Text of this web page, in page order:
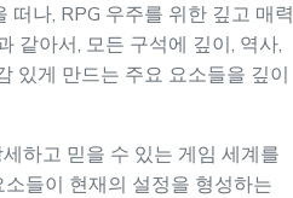
나, RPG 우주를 위한 깊고 매력
같아서, 모든 구석에 깊이, 역사,
있게 만드는 주요 요소들을 깊이
하고 믿을 수 있는 게임 세계를
들이 현재의 설정을 형성하는